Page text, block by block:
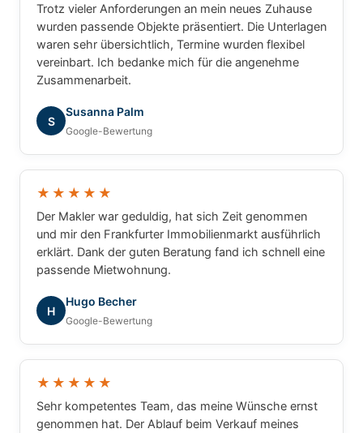
Trotz vieler Anforderungen an mein neues Zuhause
wurden passende Objekte präsentiert. Die Unterlagen
waren sehr übersichtlich, Termine wurden flexibel
vereinbart. Ich bedanke mich für die angenehme
Zusammenarbeit.
S
Susanna Palm
Google-Bewertung
★★★★★
Der Makler war geduldig, hat sich Zeit genommen
und mir den Frankfurter Immobilienmarkt ausführlich
erklärt. Dank der guten Beratung fand ich schnell eine
passende Mietwohnung.
H
Hugo Becher
Google-Bewertung
★★★★★
Sehr kompetentes Team, das meine Wünsche ernst
genommen hat. Der Ablauf beim Verkauf meines